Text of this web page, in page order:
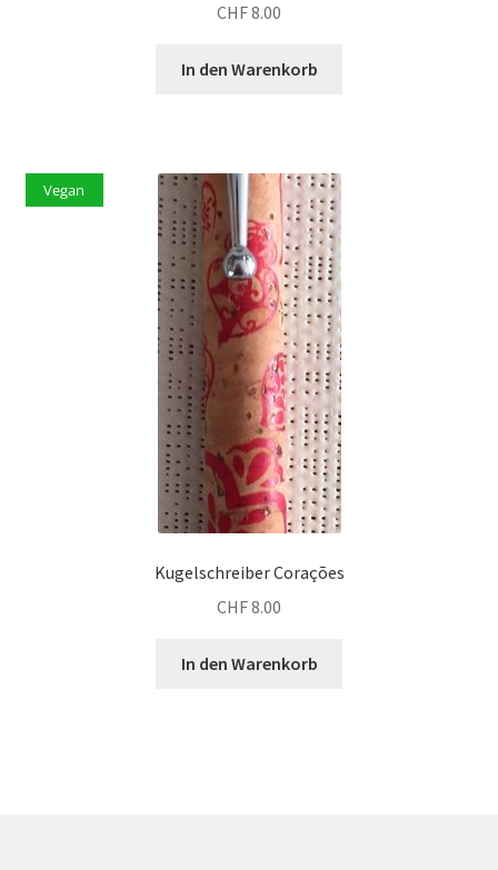
CHF8.00
In den Warenkorb
Vegan
Kugelschreiber Corações
CHF8.00
In den Warenkorb